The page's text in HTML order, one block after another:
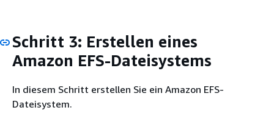
Schritt 3: Erstellen eines
Amazon EFS-Dateisystems
In diesem Schritt erstellen Sie ein Amazon EFS-
Dateisystem.